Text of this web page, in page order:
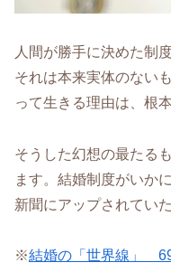
人間が勝手に決めた制
それは本来実体のない
って生きる理由は、根
そうした幻想の最たる
ます。結婚制度がいか
新聞にアップされてい
※結婚の「世界線」